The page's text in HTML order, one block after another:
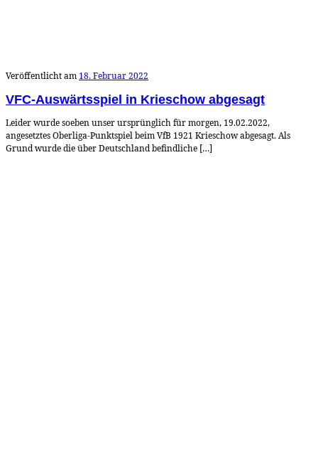
Veröffentlicht am 18. Februar 2022
VFC-Auswärtsspiel in Krieschow abgesagt
Leider wurde soeben unser ursprünglich für morgen, 19.02.2022,
angesetztes Oberliga-Punktspiel beim VfB 1921 Krieschow abgesagt. Als
Grund wurde die über Deutschland befindliche […]